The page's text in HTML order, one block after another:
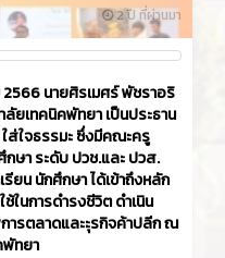
2 ปี ที่ผ่านมา
นายศิรเมศร์ พัชราอริ
ยเทคนิคพัทยา เป็นประธาน
ส่ใจธรรมะ ซึ่งมีคณะครู
ษา ระดับ ปวช.และ ปวส.
รียน นักศึกษา ได้เข้าถึงหลัก
ในการดำรงชีวิต ดำเนิน
ารตลาดและะุรกิจค้าปลีก ณ
พัทยา